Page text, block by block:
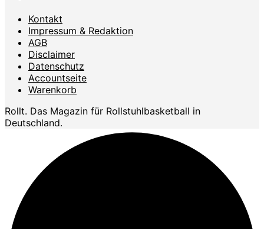
Kontakt
Impressum & Redaktion
AGB
Disclaimer
Datenschutz
Accountseite
Warenkorb
Rollt. Das Magazin für Rollstuhlbasketball in
Deutschland.